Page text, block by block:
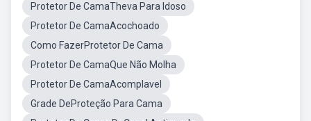
Protetor De CamaTheva Para Idoso
Protetor De CamaAcochoado
Como FazerProtetor De Cama
Protetor De CamaQue Não Molha
Protetor De CamaAcomplavel
Grade DeProteção Para Cama